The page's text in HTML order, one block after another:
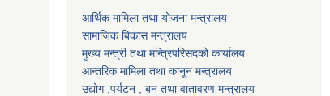
आर्थिक मामिला तथा योजना मन्त्रालय
सामाजिक बिकास मन्त्रालय
मुख्य मन्त्री तथा मन्त्रिपरिसदको कार्यालय
आन्तरिक मामिला तथा कानून मन्त्रालय
उद्योग ,पर्यटन , बन तथा वातावरण मन्त्रालय